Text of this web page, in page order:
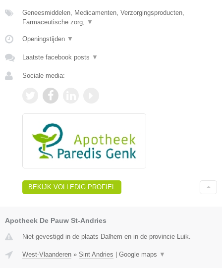
Geneesmiddelen, Medicamenten, Verzorgingsproducten,
Farmaceutische zorg,
▼
Openingstijden ▼
Laatste facebook posts ▼
Sociale media:
BEKIJK VOLLEDIG PROFIEL
Apotheek De Pauw St-Andries
Niet gevestigd in de plaats Dalhem en in de provincie Luik.
West-Vlaanderen » Sint Andries | Google maps ▼